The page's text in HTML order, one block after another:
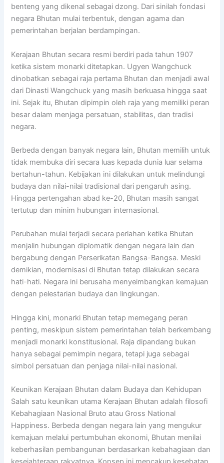
benteng yang dikenal sebagai dzong. Dari sinilah fondasi
negara Bhutan mulai terbentuk, dengan agama dan
pemerintahan berjalan berdampingan.
Kerajaan Bhutan secara resmi berdiri pada tahun 1907
ketika sistem monarki ditetapkan. Ugyen Wangchuck
dinobatkan sebagai raja pertama Bhutan dan menjadi awal
dari Dinasti Wangchuck yang masih berkuasa hingga saat
ini. Sejak itu, Bhutan dipimpin oleh raja yang memiliki peran
besar dalam menjaga persatuan, stabilitas, dan tradisi
negara.
Berbeda dengan banyak negara lain, Bhutan memilih untuk
tidak membuka diri secara luas kepada dunia luar selama
bertahun-tahun. Kebijakan ini dilakukan untuk melindungi
budaya dan nilai-nilai tradisional dari pengaruh asing.
Hingga pertengahan abad ke-20, Bhutan masih sangat
tertutup dan minim hubungan internasional.
Perubahan mulai terjadi secara perlahan ketika Bhutan
menjalin hubungan diplomatik dengan negara lain dan
bergabung dengan Perserikatan Bangsa-Bangsa. Meski
demikian, modernisasi di Bhutan tetap dilakukan secara
hati-hati. Negara ini berusaha menyeimbangkan kemajuan
dengan pelestarian budaya dan lingkungan.
Hingga kini, monarki Bhutan tetap memegang peran
penting, meskipun sistem pemerintahan telah berkembang
menjadi monarki konstitusional. Raja dipandang bukan
hanya sebagai pemimpin negara, tetapi juga sebagai
simbol persatuan dan penjaga nilai-nilai nasional.
Keunikan Kerajaan Bhutan dalam Budaya dan Kehidupan
Salah satu keunikan utama Kerajaan Bhutan adalah filosofi
Kebahagiaan Nasional Bruto atau Gross National
Happiness. Berbeda dengan negara lain yang mengukur
kemajuan melalui pertumbuhan ekonomi, Bhutan menilai
keberhasilan pembangunan berdasarkan kebahagiaan dan